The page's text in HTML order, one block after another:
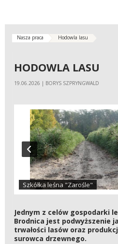
Nasza praca Hodowla lasu
HODOWLA LASU
19.06.2026 | BORYS SZPRYNGWALD
Szkółka leśna "Zarośle"
Jednym z celów gospodarki
Brodnica jest podwyższenie
trwałości lasów oraz
surowca drzewnego.